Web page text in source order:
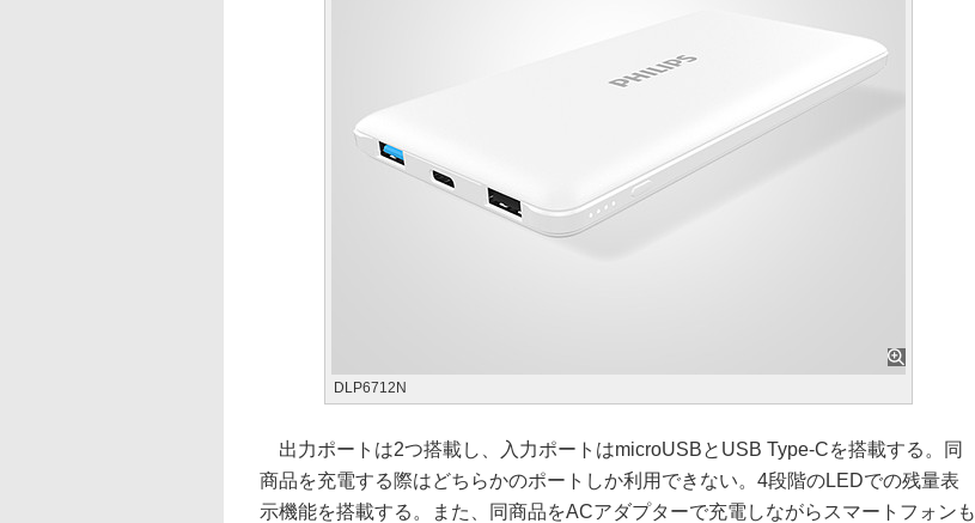
DLP6712N
出力ポートは2つ搭載し、入力ポートはmicroUSBとUSB Type-Cを搭載する。同
商品を充電する際はどちらかのポートしか利用できない。4段階のLEDでの残量表
示機能を搭載する。また、同商品をACアダプターで充電しながらスマートフォンも